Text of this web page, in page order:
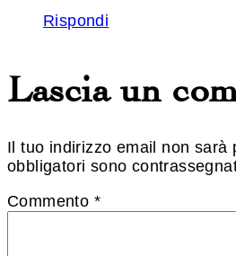
Rispondi
Lascia un
Il tuo indirizzo email non sarà
obbligatori sono
Commento *